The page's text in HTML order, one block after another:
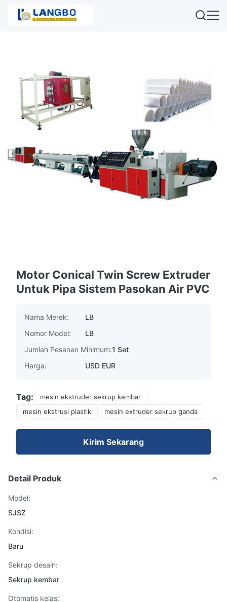
Motor Conical Twin Screw Extruder
Untuk Pipa Sistem Pasokan Air PVC
Nama Merek:
LB
Nomor Model:
LB
Jumlah Pesanan Minimum:1 Set
Harga:
USD EUR
Tag:
mesin ekstruder sekrup kembar
mesin ekstrusi plastik
mesin extruder sekrup ganda
Kirim Sekarang
Detail Produk
Model:
SJSZ
Kondisi:
Baru
Sekrup desain:
Sekrup kembar
Otomatis kelas: